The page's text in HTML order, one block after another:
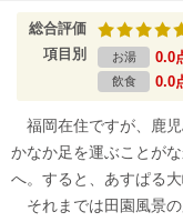
総合評価
項目別 お湯 0.0
飲食 0.0
福岡在住ですが、鹿
かなか足を運ぶことが
へ。すると、あすぱる大
それまでは田園風景